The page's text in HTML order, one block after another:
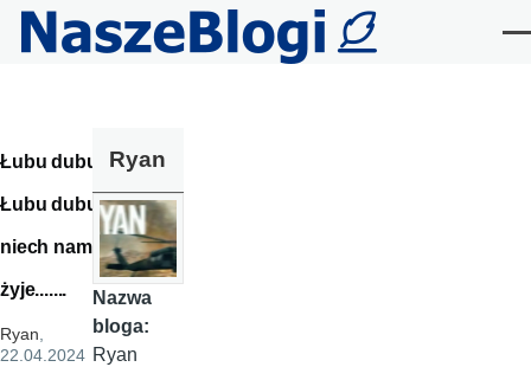
Przejdź do treści
Łubu dubu
Łubu dubu
niech nam
żyje.......
Ryan,
22.04.2024
Ryan
Nazwa
bloga:
Ryan